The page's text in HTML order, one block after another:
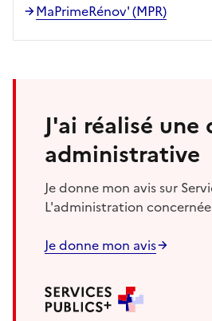
MaPrimeRénov' (MPR)
J'ai réalisé une
administrative
Je donne mon avis sur
L'administration
Je donne mon avis